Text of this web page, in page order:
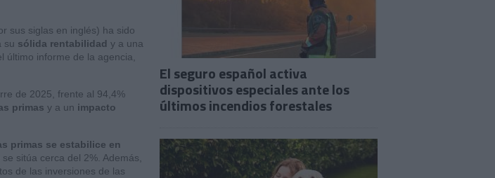
sus siglas en inglés) ha sido
su sólida rentabilidad y a una
último informe de la agencia,
de 2025, frente al 94,4%
primas y a un impacto
primas se estabilice en
sitúa cerca del 2%. Además,
de las inversiones de las
El seguro español activa
dispositivos especiales ante los
últimos incendios forestales